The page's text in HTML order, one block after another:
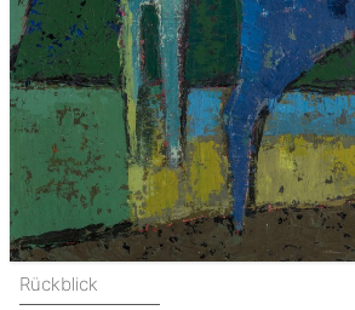
Rückblick